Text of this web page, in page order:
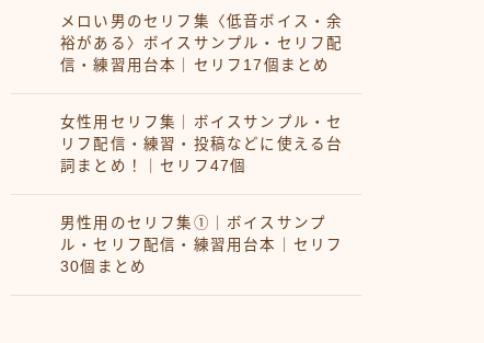
メロい男のセリフ集〈低音ボイス・余
裕がある〉ボイスサンプル・セリフ配
信・練習用台本｜セリフ17個まとめ
女性用セリフ集｜ボイスサンプル・セ
リフ配信・練習・投稿などに使える台
詞まとめ！｜セリフ47個
男性用のセリフ集①｜ボイスサンプ
ル・セリフ配信・練習用台本｜セリフ
30個まとめ